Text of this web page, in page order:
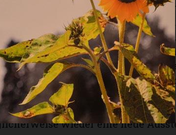
Fotos zeigen klar, dass hier
wurde, die erkennen lässt, dass
dem Sehen wie auch mit dem
Technik nicht das Mass aller
geführt haben, dass die Teilnahme
Hobbyfotografen ermöglicht
mit einem Apéro, bei dem
Künstler angeregt miteinander
wieder eine neue